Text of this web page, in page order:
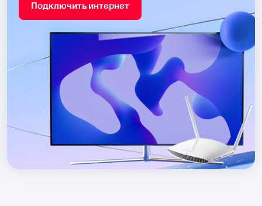
Подключить интернет